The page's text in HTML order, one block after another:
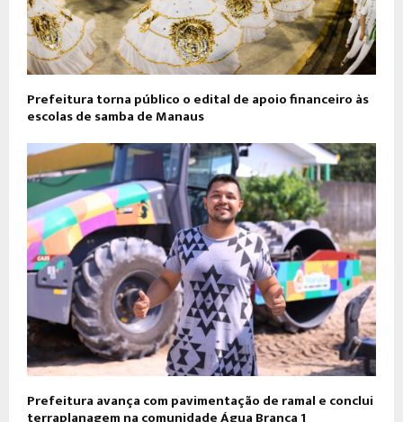
Prefeitura torna público o edital de apoio financeiro às
escolas de samba de Manaus
Prefeitura avança com pavimentação de ramal e conclui